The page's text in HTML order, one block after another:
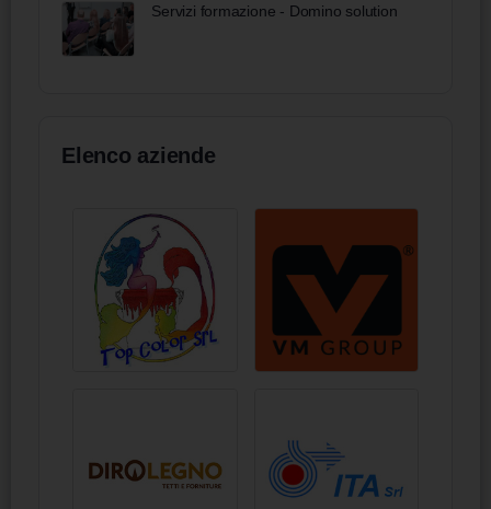
Servizi formazione - Domino solution
Elenco aziende